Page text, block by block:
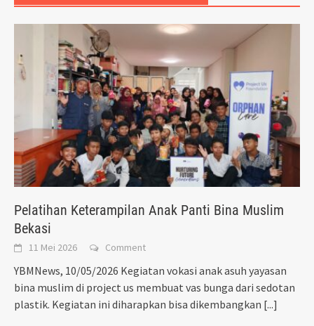
Pelatihan Keterampilan Anak Panti Bina Muslim
Bekasi
11 Mei 2026 Comment
YBMNews, 10/05/2026 Kegiatan vokasi anak asuh yayasan
bina muslim di project us membuat vas bunga dari sedotan
plastik. Kegiatan ini diharapkan bisa dikembangkan [...]